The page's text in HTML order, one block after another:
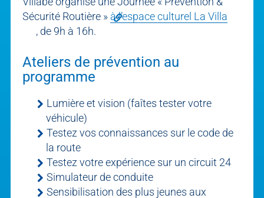
Sécurité Routière » à l’espace culturel La Villa
, de 9h à 16h.
Ateliers de prévention au
programme
Lumière et vision (faîtes tester votre
véhicule)
Testez vos connaissances sur le code de
la route
Testez votre expérience sur un circuit 24
Simulateur de conduite
Sensibilisation des plus jeunes aux